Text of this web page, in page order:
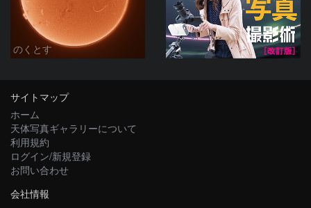
のくとす
サイトマップ
ホーム
天体写真ギャラリーについて
利用規約
ログイン/新規登録
お問い合わせ
会社情報